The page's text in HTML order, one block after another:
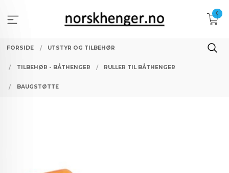
innholdet
0
FORSIDE UTSTYR OG TILBEHØR
TILBEHØR - BÅTHENGER RULLER TIL BÅTHENGER
BAUGSTØTTE